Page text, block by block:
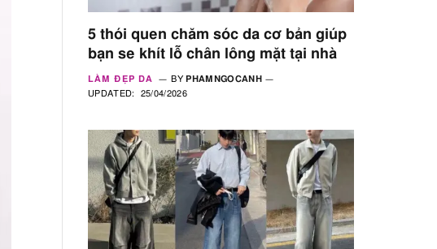
5 thói quen chăm sóc da cơ bản giúp
bạn se khít lỗ chân lông mặt tại nhà
LÀM ĐẸP DA BY PHAMNGOCANH
UPDATED:
25/04/2026